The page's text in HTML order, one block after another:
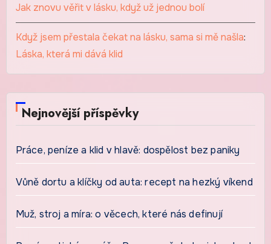
Jak znovu věřit v lásku, když už jednou bolí
Když jsem přestala čekat na lásku, sama si mě našla:
Láska, která mi dává klid
Nejnovější příspěvky
Práce, peníze a klid v hlavě: dospělost bez paniky
Vůně dortu a klíčky od auta: recept na hezký víkend
Muž, stroj a míra: o věcech, které nás definují